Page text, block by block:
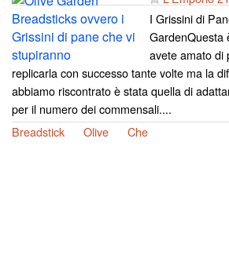
I Grissini di
GardenQuesta
avete amato di
replicarla con successo tante volte ma la
abbiamo riscontrato è stata quella di
per il numero dei commensali....
Breadstick
Olive Che